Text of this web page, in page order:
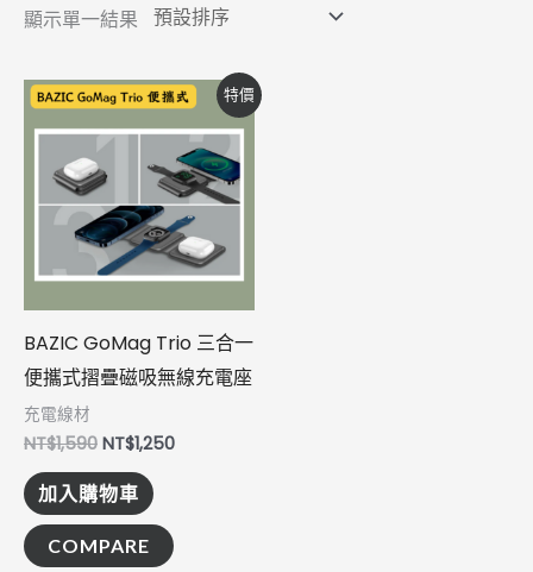
顯示單一結果
特價
BAZIC GoMag Trio 三合一
便攜式摺疊磁吸無線充電座
充電線材
NT$1,590
原
始
價
NT$1,590。
NT$1,250
目
前
價
格：
NT$1,250。
加入購物車
COMPARE